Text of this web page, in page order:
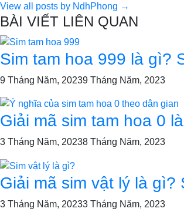
View all posts by NdhPhong →
BÀI VIẾT LIÊN QUAN
Sim tam hoa 999 là gì?
9 Tháng Năm, 20239 Tháng Năm, 2023
Giải mã sim tam hoa 0
3 Tháng Năm, 20238 Tháng Năm, 2023
Giải mã sim vật lý là gì?
3 Tháng Năm, 20233 Tháng Năm, 2023